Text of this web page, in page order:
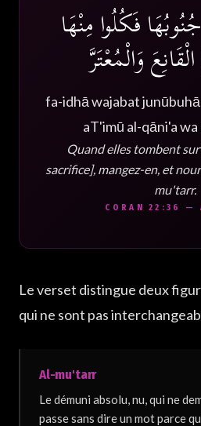
فَكُلُوا مِنْهَا
وَالْمُعْتَرَّ
fa-idhā wajabat
aT'imū al-qāni'a
Quand elles tombent
sacrifice], mangez-en, et
mu'tarr.
CORAN 22:36 —
Le verset distingue deux
qui ne sont pas
Al-mu'tarr
Le démuni absolu, nu, qui ne
passe sans dire un mot parce